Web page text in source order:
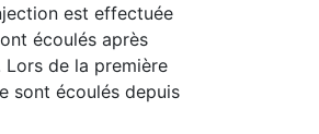
est effectuée
écoulés après
Lors de la première
sont écoulés depuis